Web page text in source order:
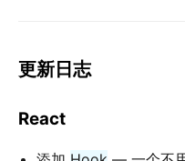
更新日志
React